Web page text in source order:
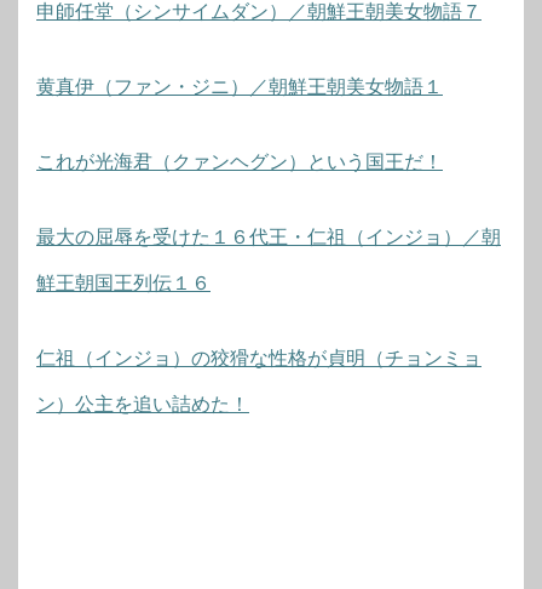
申師任堂（シンサイムダン）／朝鮮王朝美女物語７
黄真伊（ファン・ジニ）／朝鮮王朝美女物語１
これが光海君（クァンヘグン）という国王だ！
最大の屈辱を受けた１６代王・仁祖（インジョ）／朝
鮮王朝国王列伝１６
仁祖（インジョ）の狡猾な性格が貞明（チョンミョ
ン）公主を追い詰めた！